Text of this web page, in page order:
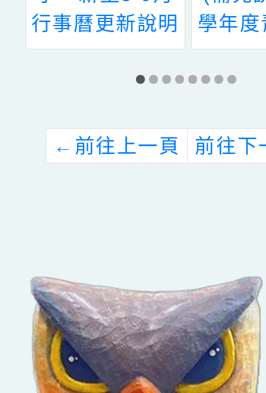
行事曆更新說明
學年
新生
查結
← 前往上一頁 前往下